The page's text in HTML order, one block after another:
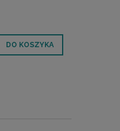
DO KOSZYKA